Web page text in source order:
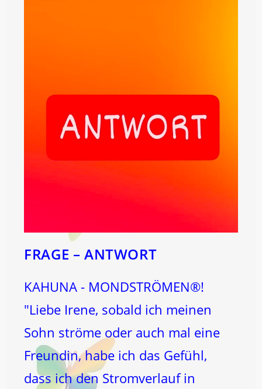
FRAGE – ANTWORT
KAHUNA - MONDSTRÖMEN®!
"Liebe Irene, sobald ich meinen
Sohn ströme oder auch mal eine
Freundin, habe ich das Gefühl,
dass ich den Stromverlauf in